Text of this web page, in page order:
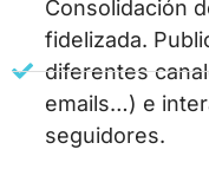
Consolidación
fidelizada.
diferentes
emails…) e
seguidores.